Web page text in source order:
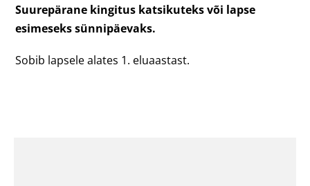
Suurepärane kingitus katsikuteks või lapse
esimeseks sünnipäevaks.
Sobib lapsele alates 1. eluaastast.